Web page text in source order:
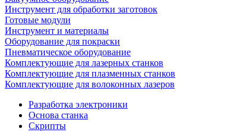
Инструмент для обработки заготовок
Готовые модули
Инструмент и материалы
Оборудование для покраски
Пневматическое оборудование
Комплектующие для лазерных станков
Комплектующие для плазменных станков
Комплектующие для волоконных лазеров
Разработка электроники
Основа станка
Скрипты